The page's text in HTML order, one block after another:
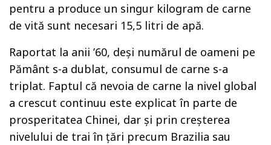
pentru a produce un singur kilogram de carne
de vită sunt necesari 15,5 litri de apă.
Raportat la anii ’60, deși numărul de oameni pe
Pământ s-a dublat, consumul de carne s-a
triplat. Faptul că nevoia de carne la nivel global
a crescut continuu este explicat în parte de
prosperitatea Chinei, dar și prin creșterea
nivelului de trai în țări precum Brazilia sau